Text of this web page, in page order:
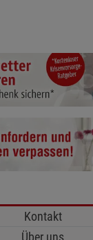
Kontakt
Über uns
Cookies
Informationen
(1)
Cookies
(2)
Cookies